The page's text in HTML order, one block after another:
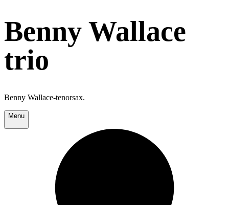
Benny Wallace
trio
Benny Wallace-tenorsax.
Menu